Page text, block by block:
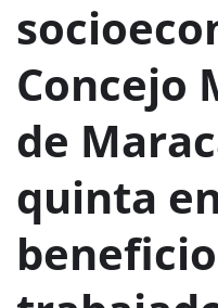
Concejo
de
quinta